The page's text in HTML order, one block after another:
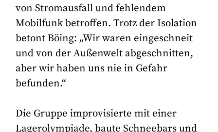
von Stromausfall und fehlendem
Mobilfunk betroffen. Trotz der Isolation
betont Böing: „Wir waren eingeschneit
und von der Außenwelt abgeschnitten,
aber wir haben uns nie in Gefahr
befunden.“
Die Gruppe improvisierte mit einer
Lagerolympiade, baute Schneebars und